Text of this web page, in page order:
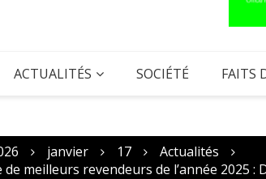
ACTUALITÉS SOCIÉTÉ FAITS
janvier 17
Actualités
de meilleurs revendeurs de l’année 2025